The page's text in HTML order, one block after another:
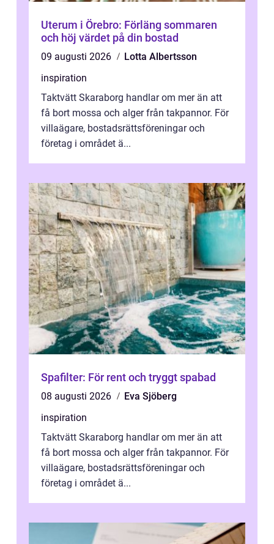
Uterum i Örebro: Förläng sommaren
och höj värdet på din bostad
09 augusti 2026
Lotta Albertsson
inspiration
Taktvätt Skaraborg handlar om mer än att
få bort mossa och alger från takpannor. För
villaägare, bostadsrättsföreningar och
företag i området ä...
Spafilter: För rent och tryggt spabad
08 augusti 2026
Eva Sjöberg
inspiration
Taktvätt Skaraborg handlar om mer än att
få bort mossa och alger från takpannor. För
villaägare, bostadsrättsföreningar och
företag i området ä...